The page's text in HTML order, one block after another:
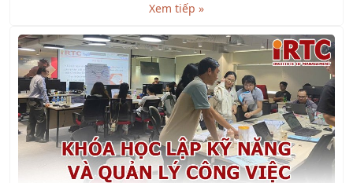
Xem tiếp »